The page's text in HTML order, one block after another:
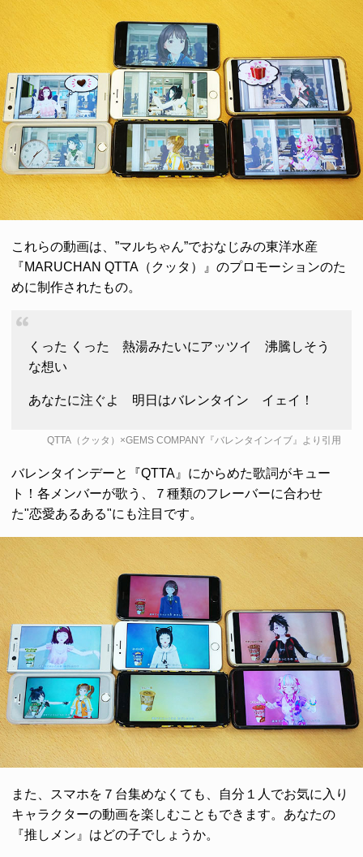
これらの動画は、”マルちゃん”でおなじみの東洋水産
『MARUCHAN QTTA（クッタ）』のプロモーションのた
めに制作されたもの。
くった くった 熱湯みたいにアッツイ 沸騰しそう
な想い
あなたに注ぐよ 明日はバレンタイン イェイ！
QTTA（クッタ）×GEMS COMPANY『バレンタインイブ』より引用
バレンタインデーと『QTTA』にからめた歌詞がキュー
ト！各メンバーが歌う、７種類のフレーバーに合わせ
た"恋愛あるある"にも注目です。
また、スマホを７台集めなくても、自分１人でお気に入り
キャラクターの動画を楽しむこともできます。あなたの
『推しメン』はどの子でしょうか。